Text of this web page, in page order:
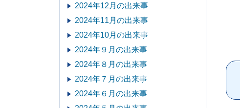
2024年12月の出来事
2024年11月の出来事
2024年10月の出来事
2024年９月の出来事
2024年８月の出来事
2024年７月の出来事
2024年６月の出来事